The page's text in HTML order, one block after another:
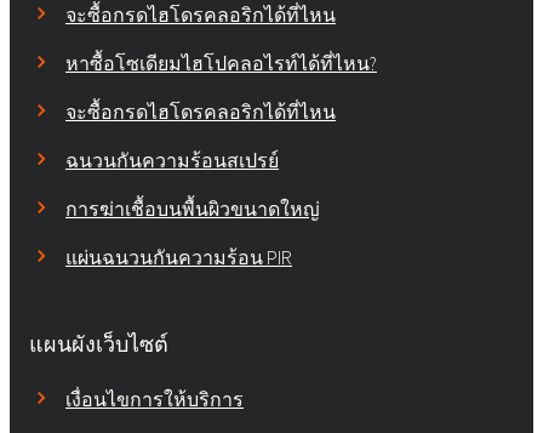
จะซื้อกรดไฮโดรคลอริกได้ที่ไหน
หาซื้อโซเดียมไฮโปคลอไรท์ได้ที่ไหน?
จะซื้อกรดไฮโดรคลอริกได้ที่ไหน
ฉนวนกันความร้อนสเปรย์
การฆ่าเชื้อบนพื้นผิวขนาดใหญ่
แผ่นฉนวนกันความร้อน PIR
แผนผังเว็บไซต์
เงื่อนไขการให้บริการ